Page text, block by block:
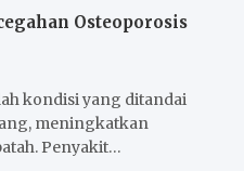
Osteoporosis
kondisi yang ditandai
meningkatkan
Penyakit…